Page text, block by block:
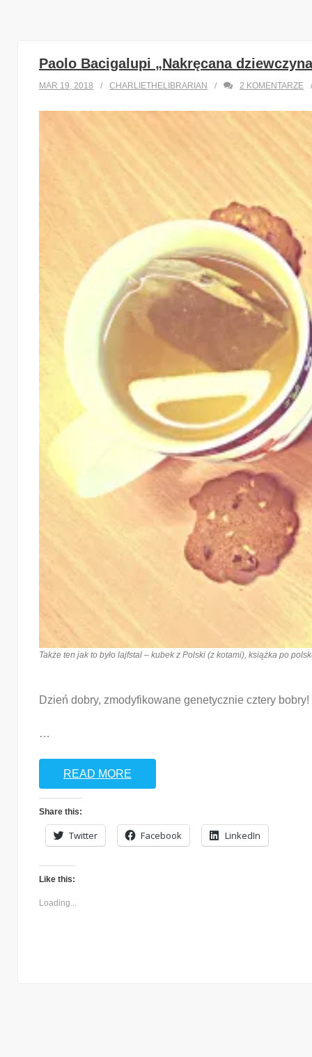
Paolo Bacigalupi „Nakręcana
MAR 19, 2018 CHARLIETHELIBRARIAN 2 KOMENTARZE
Także ten jak to było lajfstal – kubek z Polski (z kotami), książka po
Dzień dobry, zmodyfikowane genetycznie cztery
…
READ MORE
Share this:
Twitter Facebook LinkedIn
Like this:
Loading...